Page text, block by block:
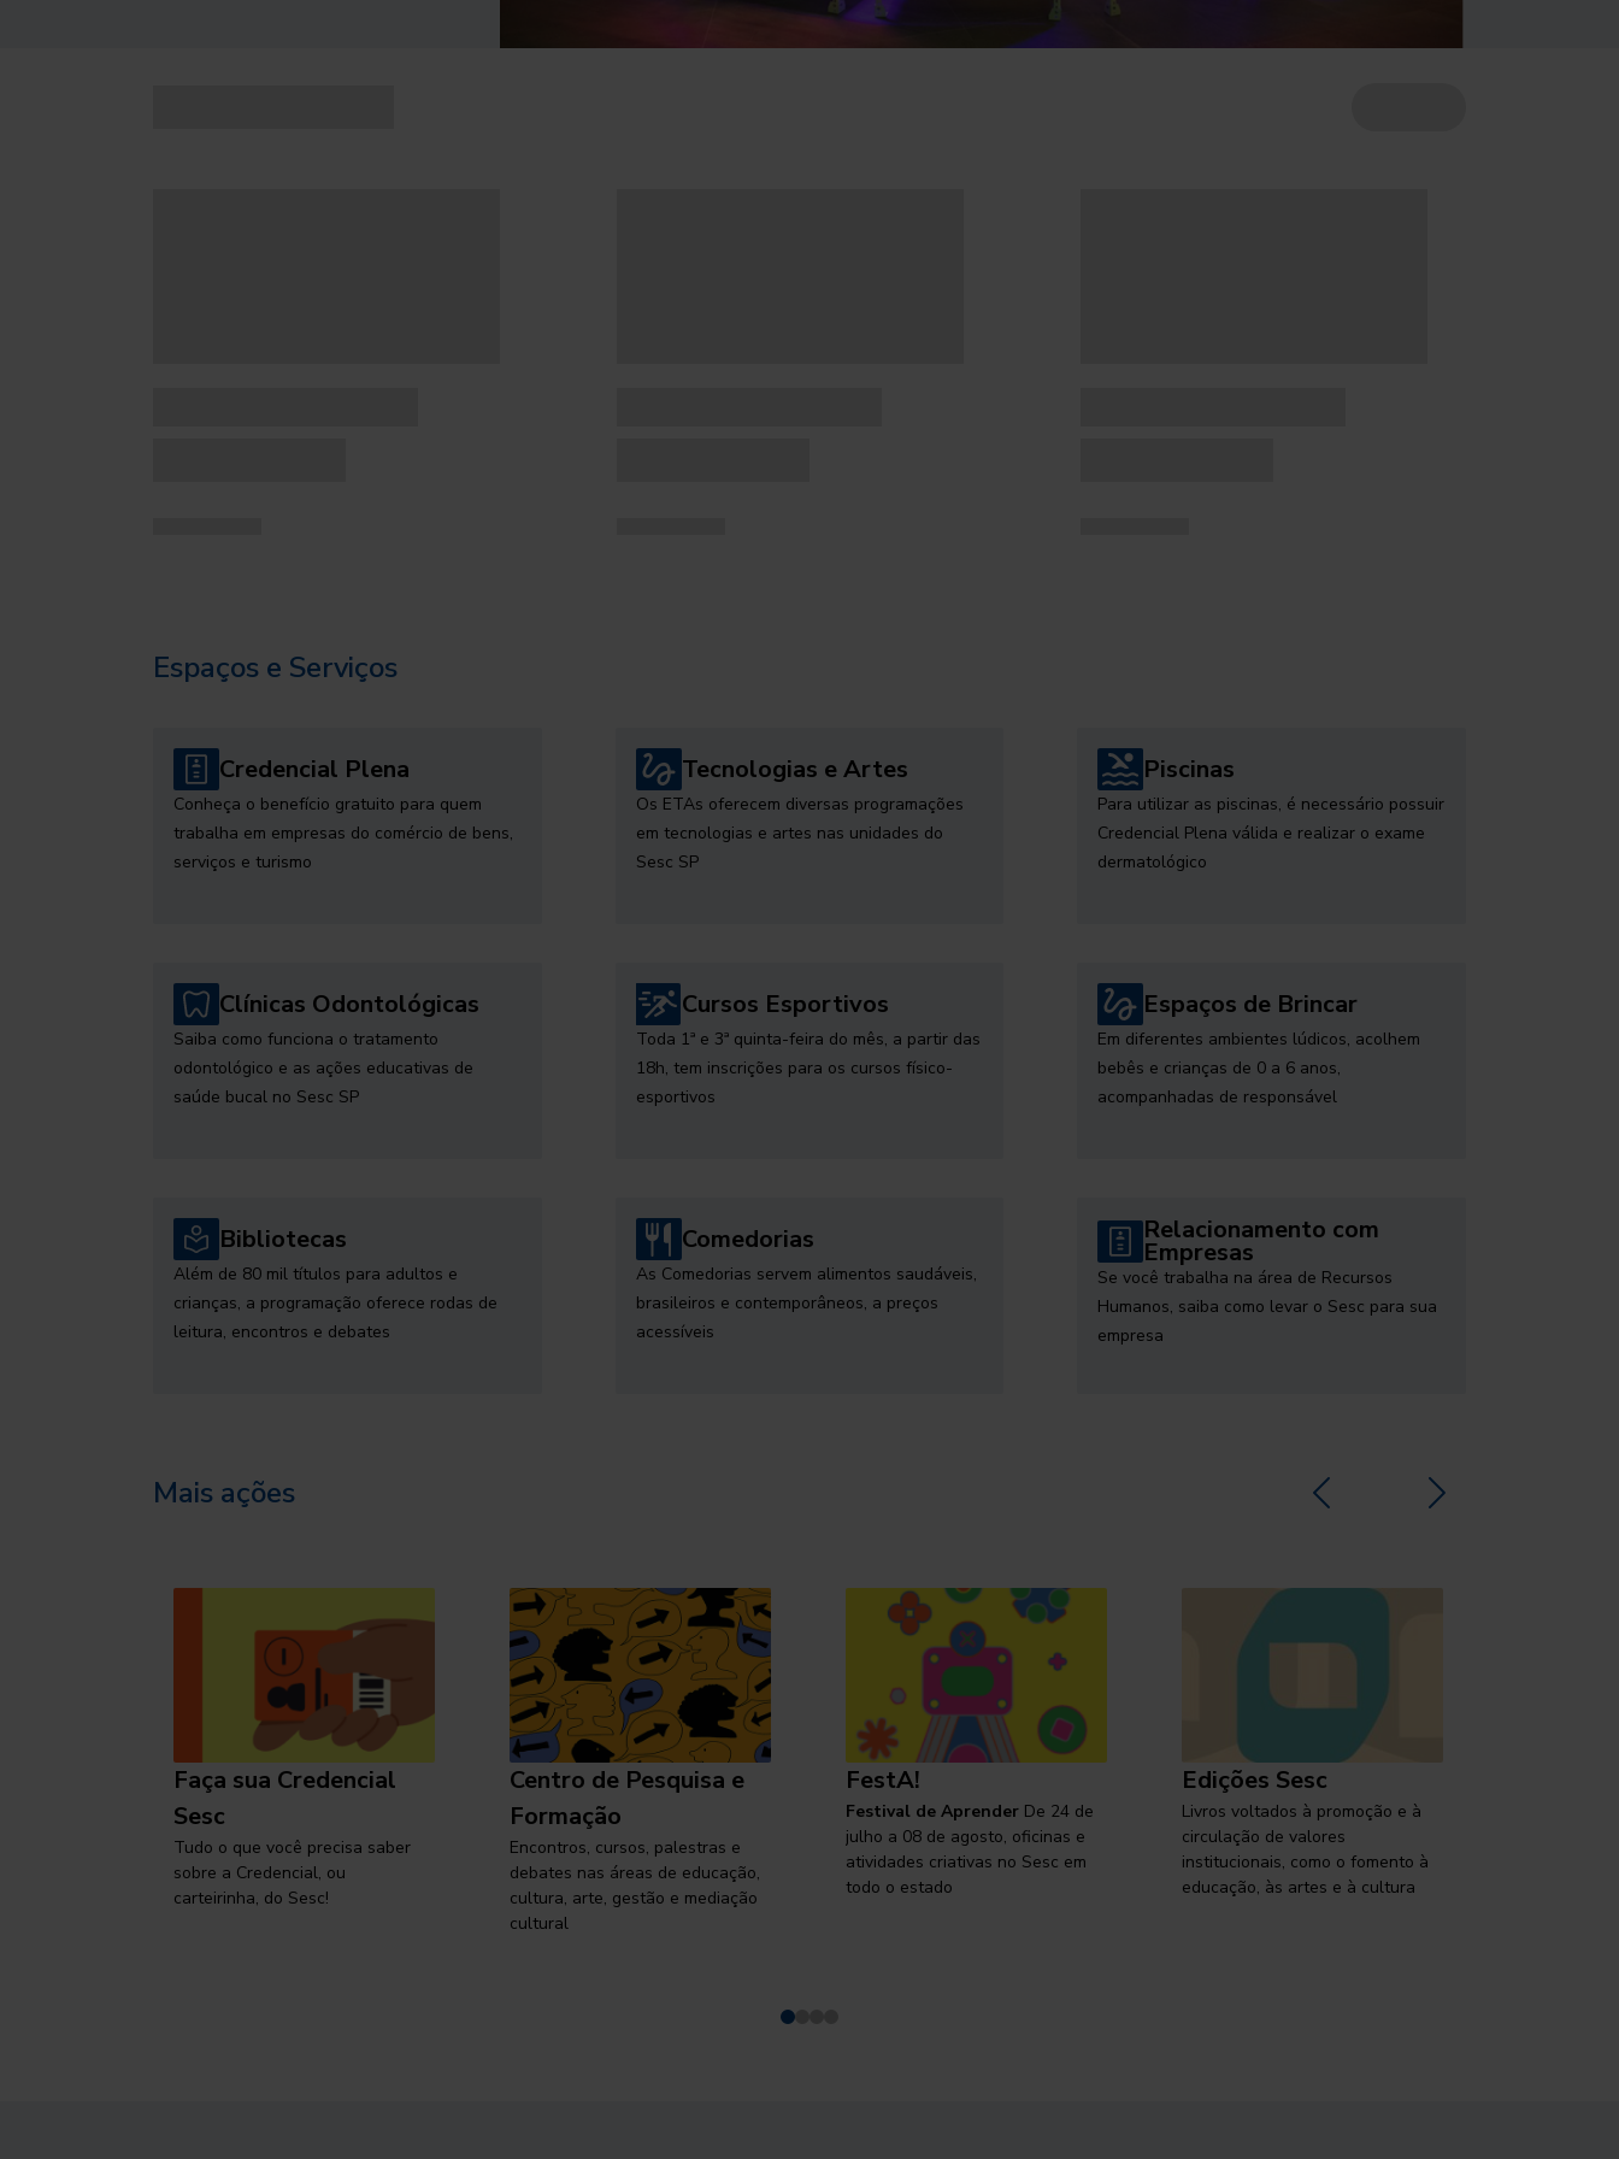
Espaços e Serviços
Credencial Plena
Conheça o benefício gratuito para quem
trabalha em empresas do comércio de bens,
serviços e turismo
Tecnologias e Artes
Os ETAs oferecem diversas programações
em tecnologias e artes nas unidades do
Sesc SP
Piscinas
Para utilizar as piscinas, é necessário possuir
Credencial Plena válida e realizar o exame
dermatológico
Clínicas Odontológicas
Saiba como funciona o tratamento
odontológico e as ações educativas de
saúde bucal no Sesc SP
Cursos Esportivos
Toda 1ª e 3ª quinta-feira do mês, a partir das
18h, tem inscrições para os cursos físico-
esportivos
Espaços de Brincar
Em diferentes ambientes lúdicos, acolhem
bebês e crianças de 0 a 6 anos,
acompanhadas de responsável
Bibliotecas
Além de 80 mil títulos para adultos e
crianças, a programação oferece rodas de
leitura, encontros e debates
Comedorias
As Comedorias servem alimentos saudáveis,
brasileiros e contemporâneos, a preços
acessíveis
Relacionamento com
Empresas
Se você trabalha na área de Recursos
Humanos, saiba como levar o Sesc para sua
empresa
Mais ações
Faça sua Credencial
Sesc
Tudo o que você precisa saber
sobre a Credencial, ou
carteirinha, do Sesc!
Centro de Pesquisa e
Formação
Encontros, cursos, palestras e
debates nas áreas de educação,
cultura, arte, gestão e mediação
cultural
FestA!
Festival de Aprender De 24 de
julho a 08 de agosto, oficinas e
atividades criativas no Sesc em
todo o estado
Edições Sesc
Livros voltados à promoção e à
circulação de valores
institucionais, como o fomento à
educação, às artes e à cultura